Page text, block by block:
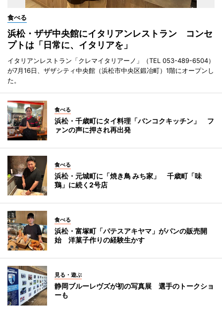
食べる
浜松・ザザ中央館にイタリアンレストラン コンセ
プトは「日常に、イタリアを」
イタリアンレストラン「クレマイタリアーノ」（TEL 053-489-6504）
が7月16日、ザザシティ中央館（浜松市中央区鍛冶町）1階にオープンし
た。
食べる
浜松・千歳町にタイ料理「バンコクキッチン」 フ
ァンの声に押され再出発
食べる
浜松・元城町に「焼き鳥 みち家」 千歳町「味
鶏」に続く2号店
食べる
浜松・富塚町「パテスアキヤマ」がパンの販売開
始 洋菓子作りの経験生かす
見る・遊ぶ
静岡ブルーレヴズが初の写真展 選手のトークショ
ーも